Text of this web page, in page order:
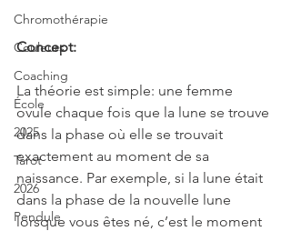
Chromothérapie
Couleurs
Coaching
École
2025
Tarot
2026
Pendule
Concept:
La théorie est simple: une femme
ovule chaque fois que la lune se trouve
dans la phase où elle se trouvait
exactement au moment de sa
naissance. Par exemple, si la lune était
dans la phase de la nouvelle lune
lorsque vous êtes né, c’est le moment